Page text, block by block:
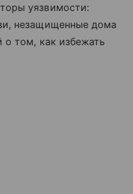
уязвимости:
незащищенные дома
о том, как избежать